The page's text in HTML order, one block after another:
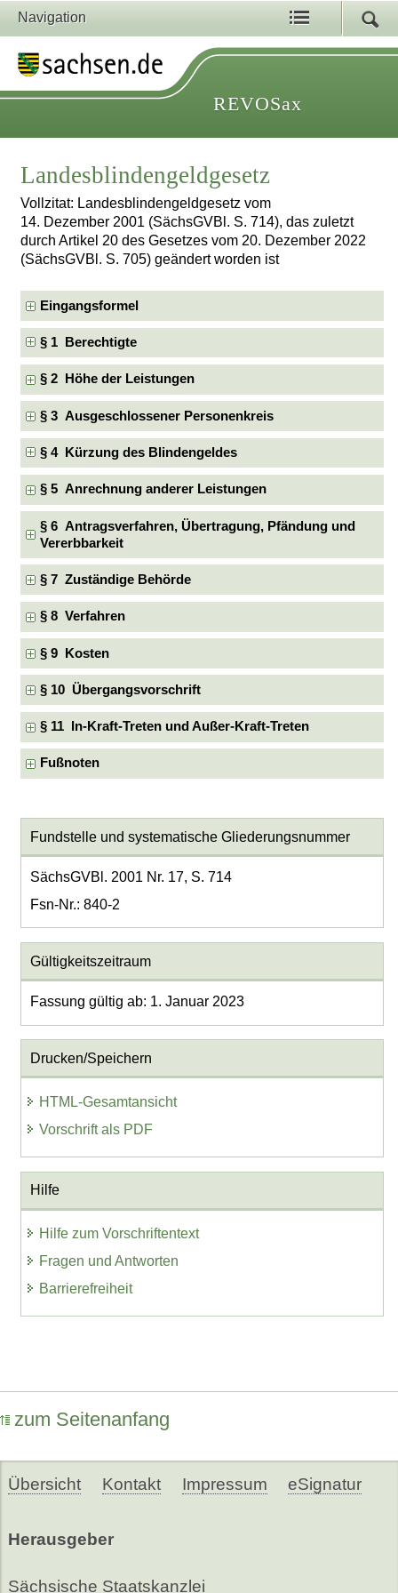
Navigation
REVOSax
Landesblindengeldgesetz
Vollzitat: Landesblindengeldgesetz vom
14. Dezember 2001 (SächsGVBl. S. 714), das zuletzt
durch Artikel 20 des Gesetzes vom 20. Dezember 2022
(SächsGVBl. S. 705) geändert worden ist
Eingangsformel
§ 1 Berechtigte
§ 2 Höhe der Leistungen
§ 3 Ausgeschlossener Personenkreis
§ 4 Kürzung des Blindengeldes
§ 5 Anrechnung anderer Leistungen
§ 6 Antragsverfahren, Übertragung, Pfändung und
Vererbbarkeit
§ 7 Zuständige Behörde
§ 8 Verfahren
§ 9 Kosten
§ 10 Übergangsvorschrift
§ 11 In-Kraft-Treten und Außer-Kraft-Treten
Fußnoten
Fundstelle und systematische Gliederungsnummer
SächsGVBl. 2001 Nr. 17, S. 714
Fsn-Nr.: 840-2
Gültigkeitszeitraum
Fassung gültig ab: 1. Januar 2023
Drucken/Speichern
HTML-Gesamtansicht
Vorschrift als PDF
Hilfe
Hilfe zum Vorschriftentext
Fragen und Antworten
Barrierefreiheit
zum Seitenanfang
Übersicht Kontakt Impressum eSignatur
Herausgeber
Sächsische Staatskanzlei